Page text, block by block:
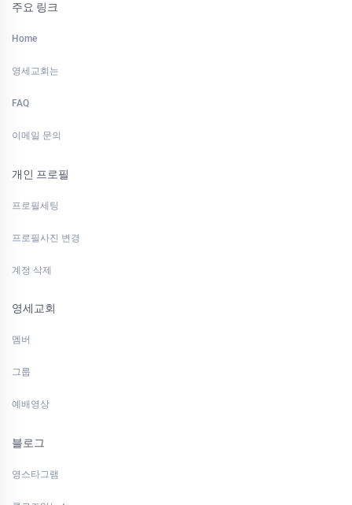
주요 링크
Home
영세교회는
FAQ
이메일 문의
개인 프로필
프로필세팅
프로필사진 변경
계정 삭제
영세교회
멤버
그룹
예배영상
블로그
영스타그램